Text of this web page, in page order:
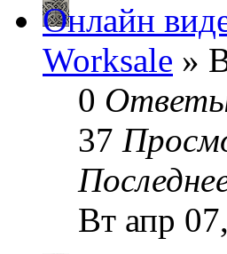
Онлайн
Worksale »
0
37
Вт апр